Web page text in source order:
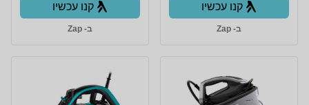
קנו עכשיו
ב- Zap
קנו עכשיו
ב- Zap